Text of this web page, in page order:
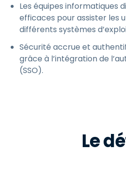
Les équipes informatiques
efficaces pour assister les
différents systèmes
Sécurité accrue et
grâce à l’intégration de
(SSO).
Le